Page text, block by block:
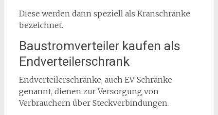
Diese werden dann speziell als Kranschränke
bezeichnet.
Baustromverteiler kaufen als
Endverteilerschrank
Endverteilerschränke, auch EV-Schränke
genannt, dienen zur Versorgung von
Verbrauchern über Steckverbindungen.